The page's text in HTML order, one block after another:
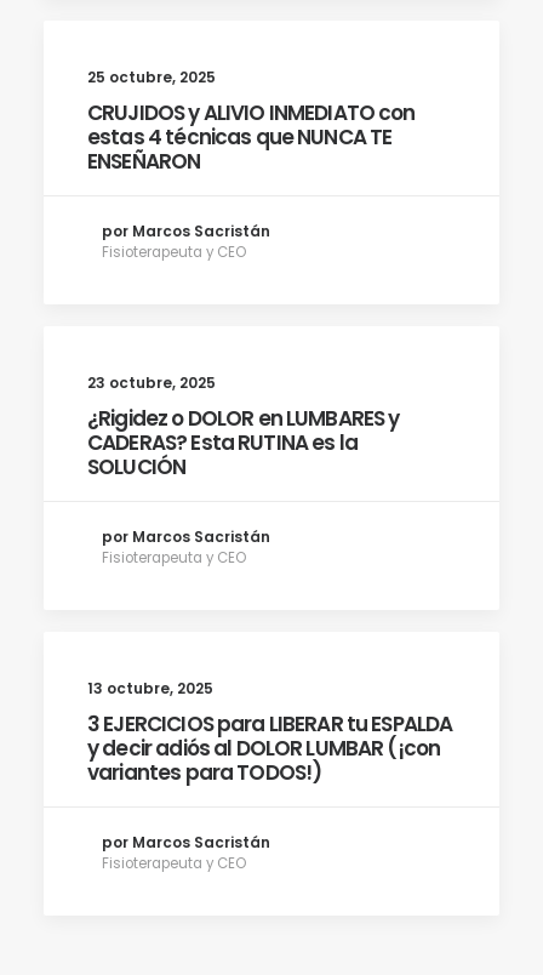
25 octubre, 2025
CRUJIDOS y ALIVIO INMEDIATO con
estas 4 técnicas que NUNCA TE
ENSEÑARON
por Marcos Sacristán
Fisioterapeuta y CEO
23 octubre, 2025
¿Rigidez o DOLOR en LUMBARES y
CADERAS? Esta RUTINA es la
SOLUCIÓN
por Marcos Sacristán
Fisioterapeuta y CEO
13 octubre, 2025
3 EJERCICIOS para LIBERAR tu ESPALDA
y decir adiós al DOLOR LUMBAR (¡con
variantes para TODOS!)
por Marcos Sacristán
Fisioterapeuta y CEO